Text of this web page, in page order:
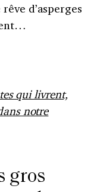
d’asperges
qui livrent,
notre
gros